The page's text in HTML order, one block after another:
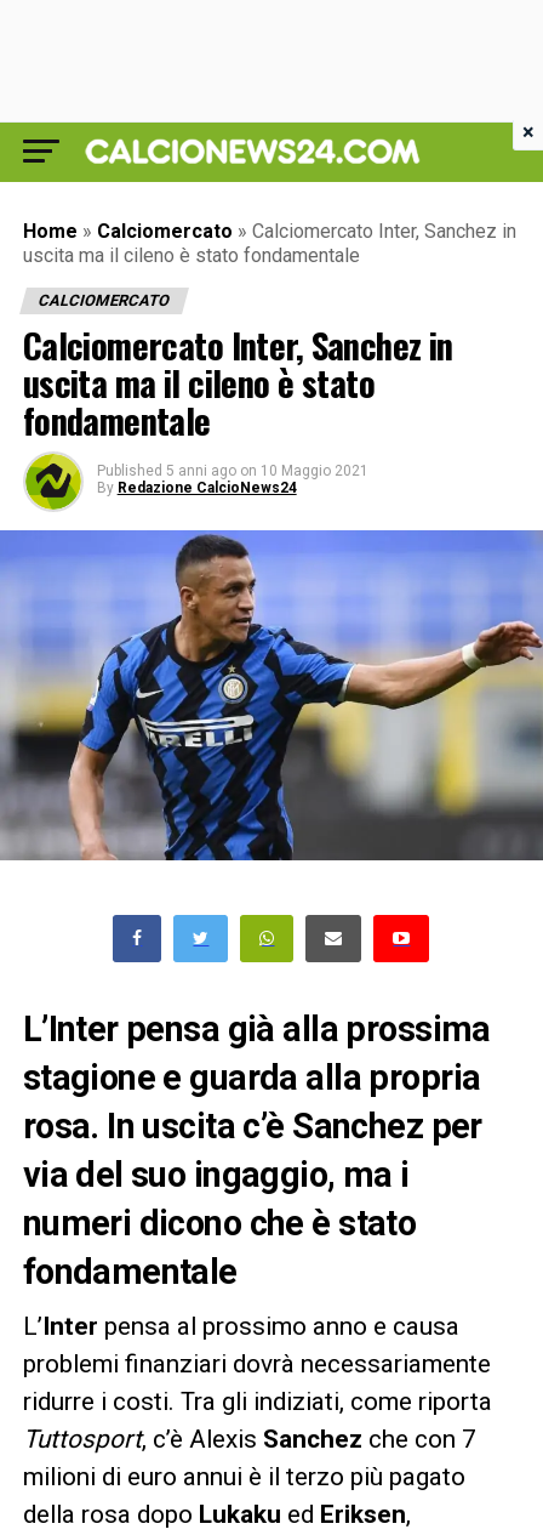
Home » Calciomercato » Calciomercato Inter, Sanchez in
uscita ma il cileno è stato fondamentale
CALCIOMERCATO
Calciomercato Inter, Sanchez in
uscita ma il cileno è stato
fondamentale
Published 5 anni ago on 10 Maggio 2021
By Redazione CalcioNews24
L’Inter pensa già alla prossima
stagione e guarda alla propria
rosa. In uscita c’è Sanchez per
via del suo ingaggio, ma i
numeri dicono che è stato
fondamentale
L’Inter pensa al prossimo anno e causa
problemi finanziari dovrà necessariamente
ridurre i costi. Tra gli indiziati, come riporta
Tuttosport, c’è Alexis Sanchez che con 7
milioni di euro annui è il terzo più pagato
della rosa dopo Lukaku ed Eriksen,
×